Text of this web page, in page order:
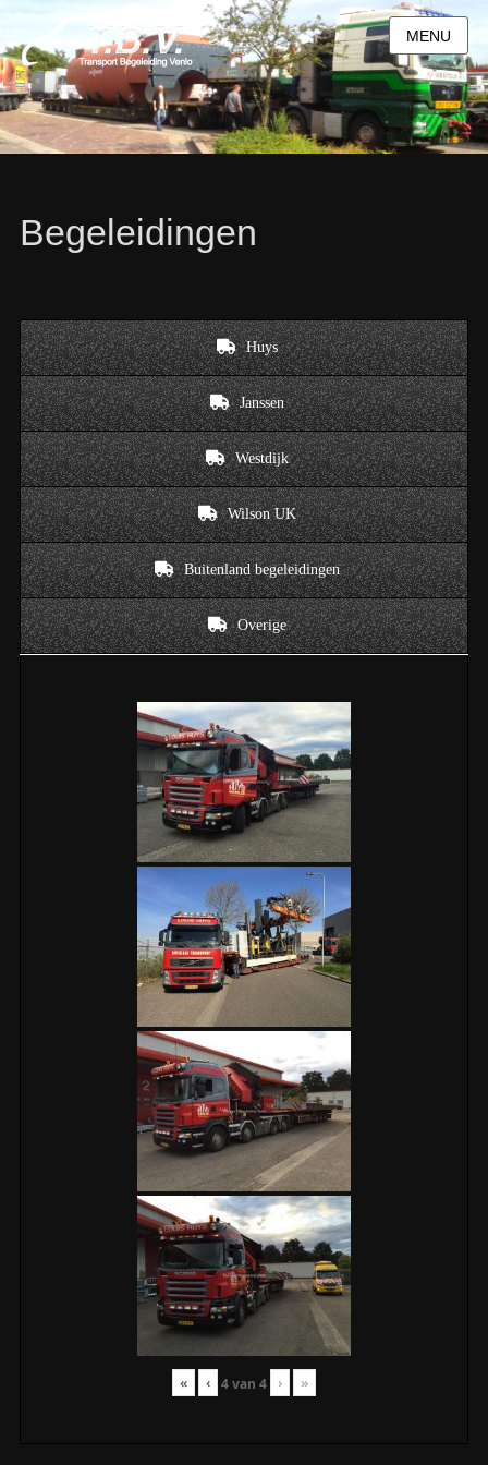
MENU
Begeleidingen
Huys
Janssen
Westdijk
Wilson UK
Buitenland begeleidingen
Overige
« ‹ 4van 4 › »